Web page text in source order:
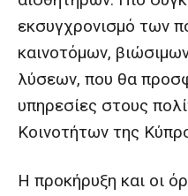
εκσυγχρονισμό των
καινοτόμων,
λύσεων, που θα
υπηρεσίες στους
Κοινοτήτων της
Η προκήρυξη και οι